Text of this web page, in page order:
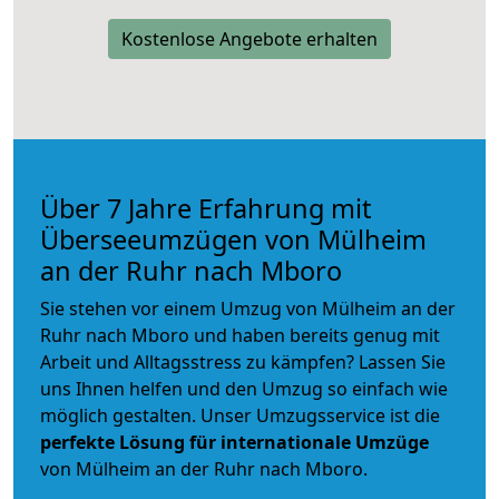
Kostenlose Angebote erhalten
Über 7 Jahre Erfahrung mit
Überseeumzügen von Mülheim
an der Ruhr nach Mboro
Sie stehen vor einem Umzug von Mülheim an der
Ruhr nach Mboro und haben bereits genug mit
Arbeit und Alltagsstress zu kämpfen? Lassen Sie
uns Ihnen helfen und den Umzug so einfach wie
möglich gestalten. Unser Umzugsservice ist die
perfekte Lösung für internationale Umzüge
von Mülheim an der Ruhr nach Mboro.